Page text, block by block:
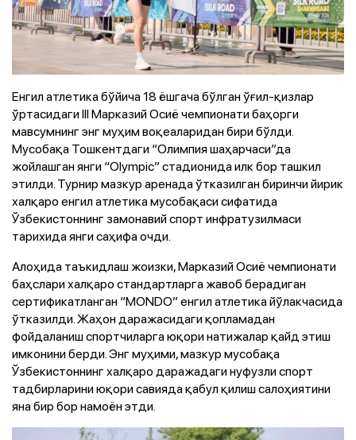
Енгил атлетика бўйича 18 ёшгача бўлган ўғил-қизлар
ўртасидаги III Марказий Осиё чемпионати баҳорги
мавсумнинг энг муҳим воқеаларидан бири бўлди.
Мусобақа Тошкентдаги “Олимпия шаҳарчаси”да
жойлашган янги “Olympic” стадионида илк бор ташкил
этилди. Турнир мазкур аренада ўтказилган биринчи йирик
халқаро енгил атлетика мусобақаси сифатида
Ўзбекистоннинг замонавий спорт инфратузилмаси
тарихида янги саҳифа очди.
Алоҳида таъкидлаш жоизки, Марказий Осиё чемпионати
баҳслари халқаро стандартларга жавоб берадиган
сертификатланган “MONDO” енгил атлетика йўлакчасида
ўтказилди. Жаҳон даражасидаги қопламадан
фойдаланиш спортчиларга юқори натижалар қайд этиш
имконини берди. Энг муҳими, мазкур мусобақа
Ўзбекистоннинг халқаро даражадаги нуфузли спорт
тадбирларини юқори савияда қабул қилиш салоҳиятини
яна бир бор намоён этди.